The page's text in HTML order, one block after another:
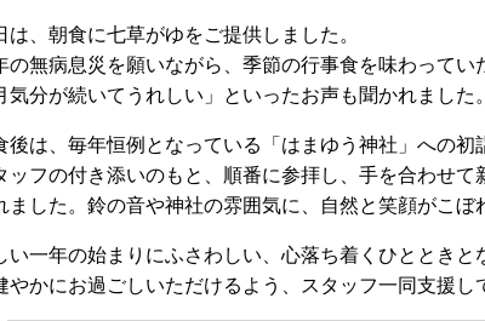
は、朝食に七草がゆをご提供しました。
の無病息災を願いながら、季節の行事食を味わって
気分が続いてうれしい」といったお声も聞かれました。
後は、毎年恒例となっている「はまゆう神社」への初
ッフの付き添いのもと、順番に参拝し、手を合わせ
ました。鈴の音や神社の雰囲気に、自然と笑顔がこぼ
い一年の始まりにふさわしい、心落ち着くひとときと
やかにお過ごしいただけるよう、スタッフ一同支援し